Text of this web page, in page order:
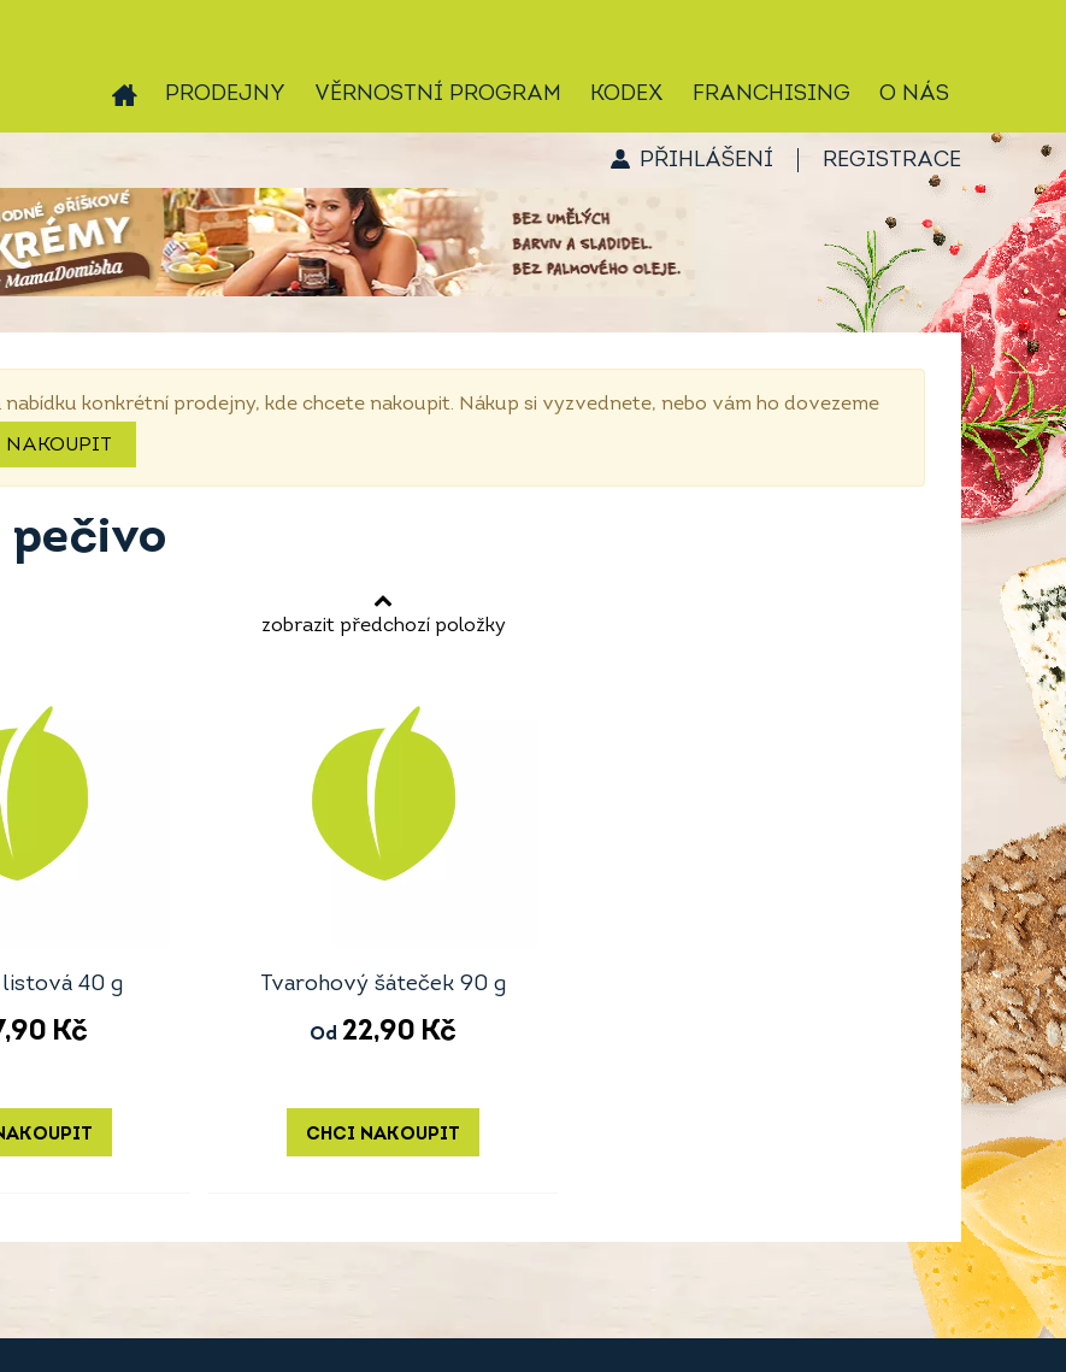
PRODEJNY VĚRNOSTNÍ PROGRAM KODEX FRANCHISING O NÁS
PŘIHLÁŠENÍ REGISTRACE
nabídku konkrétní prodejny, kde chcete nakoupit. Nákup si vyzvednete, nebo vám ho dovezeme
pečivo
zobrazit předchozí položky
listová 40 g
Kč
Tvarohový šáteček 90 g
Od 22,90 Kč
CHCI NAKOUPIT